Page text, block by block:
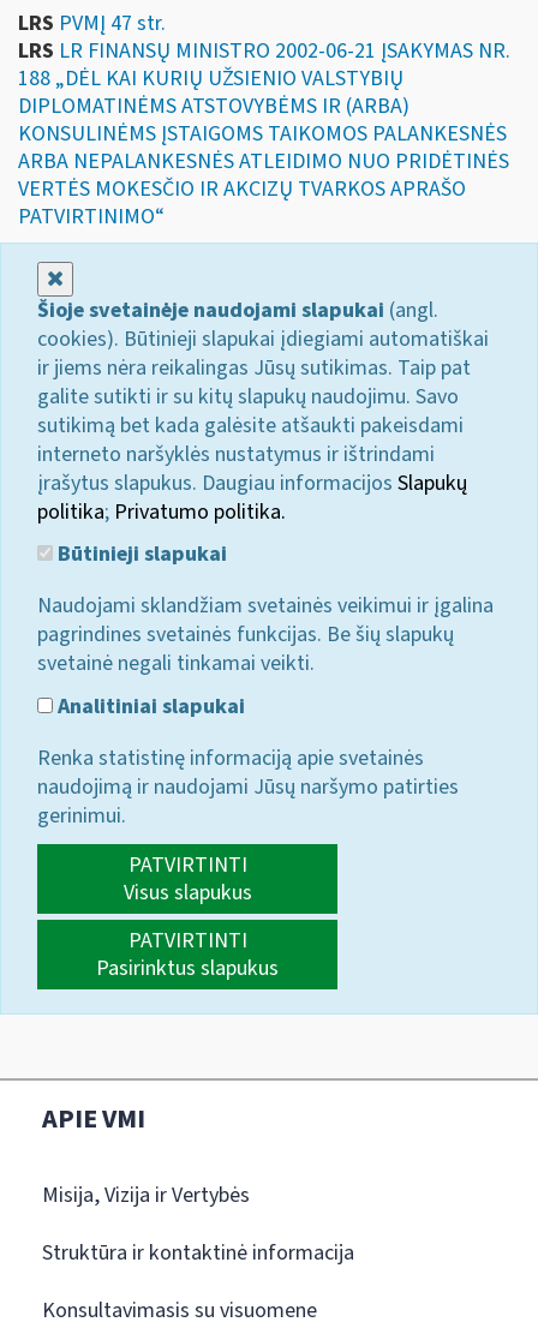
LRS PVMĮ 47 str.
LRS LR FINANSŲ MINISTRO 2002-06-21 ĮSAKYMAS NR.
188 „DĖL KAI KURIŲ UŽSIENIO VALSTYBIŲ
DIPLOMATINĖMS ATSTOVYBĖMS IR (ARBA)
KONSULINĖMS ĮSTAIGOMS TAIKOMOS PALANKESNĖS
ARBA NEPALANKESNĖS ATLEIDIMO NUO PRIDĖTINĖS
VERTĖS MOKESČIO IR AKCIZŲ TVARKOS APRAŠO
PATVIRTINIMO“
Šioje svetainėje naudojami slapukai (angl.
cookies). Būtinieji slapukai įdiegiami automatiškai
ir jiems nėra reikalingas Jūsų sutikimas. Taip pat
galite sutikti ir su kitų slapukų naudojimu. Savo
sutikimą bet kada galėsite atšaukti pakeisdami
interneto naršyklės nustatymus ir ištrindami
įrašytus slapukus. Daugiau informacijos Slapukų
politika; Privatumo politika.
Būtinieji slapukai
Naudojami sklandžiam svetainės veikimui ir įgalina
pagrindines svetainės funkcijas. Be šių slapukų
svetainė negali tinkamai veikti.
Analitiniai slapukai
Renka statistinę informaciją apie svetainės
naudojimą ir naudojami Jūsų naršymo patirties
gerinimui.
PATVIRTINTI
Visus slapukus
PATVIRTINTI
Pasirinktus slapukus
APIE VMI
Misija, Vizija ir Vertybės
Struktūra ir kontaktinė informacija
Konsultavimasis su visuomene